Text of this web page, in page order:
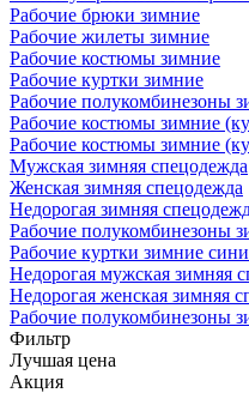
Рабочие брюки зимние
Рабочие жилеты зимние
Рабочие костюмы зимние
Рабочие куртки зимние
Рабочие полукомбинезоны
Рабочие костюмы зимние
Рабочие костюмы зимние
Мужская зимняя спецодежда
Женская зимняя спецодежда
Недорогая зимняя
Рабочие полукомбинезоны
Рабочие куртки зимние
Недорогая мужская зимняя
Недорогая женская зимняя
Рабочие полукомбинезоны
Фильтр
Лучшая цена
Акция